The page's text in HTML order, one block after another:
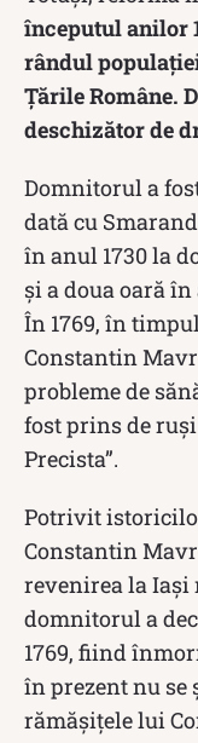
începutul anilor
rândul
Țările Române.
deschizător de
Domnitorul a
dată cu
în anul 1730 la
și a doua oară în
În 1769, în
Constantin
probleme de
fost prins de
Precista”.
Potrivit
Constantin
revenirea la Iași
domnitorul a
1769, fiind
în prezent nu se
rămășițele lui